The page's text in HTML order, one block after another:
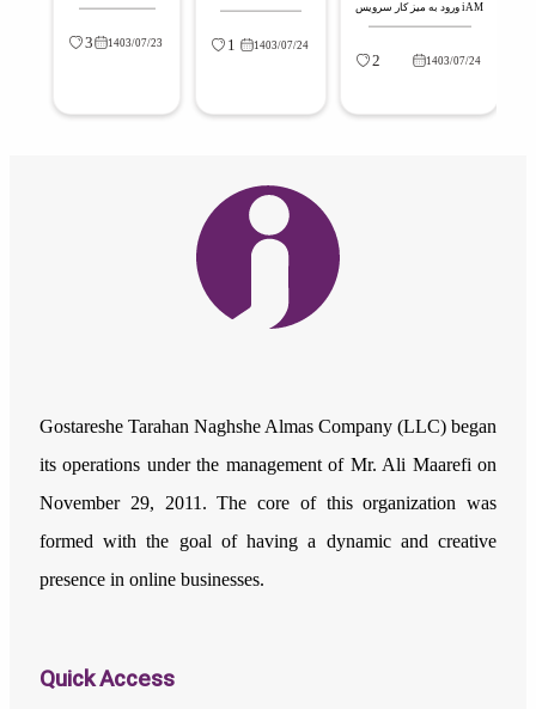
3 1403/07/23 1 1403/07/24
ورود به میز کار سرویس iAM
2 1403/07/24
Gostareshe Tarahan Naghshe Almas Company (LLC) began
its operations under the management of Mr. Ali Maarefi on
November 29, 2011. The core of this organization was
formed with the goal of having a dynamic and creative
presence in online businesses.
Quick Access